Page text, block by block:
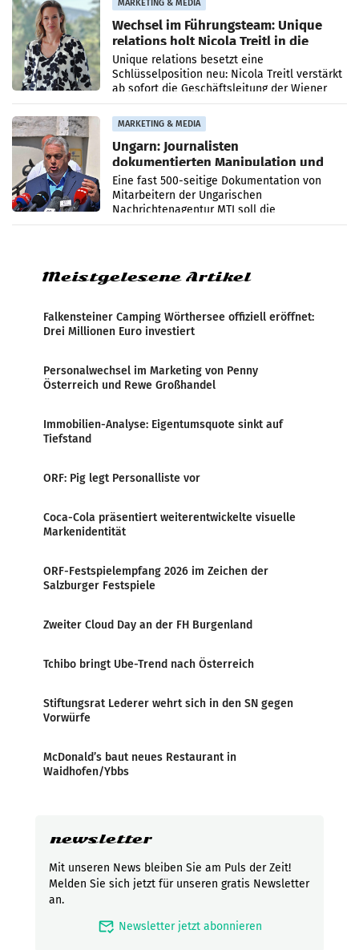
MARKETING & MEDIA
Wechsel im Führungsteam: Unique
relations holt Nicola Treitl in die
Geschäftsleitung
Unique relations besetzt eine
Schlüsselposition neu: Nicola Treitl verstärkt
ab sofort die Geschäftsleitung der Wiener
PR-Agentur an der Seite von Josef Kalina und
Anna Kalina-Mahr.
MARKETING & MEDIA
Ungarn: Journalisten
dokumentierten Manipulation und
Zensur
Eine fast 500-seitige Dokumentation von
Mitarbeitern der Ungarischen
Nachrichtenagentur MTI soll die
systematische Nachrichten-Manipulation und
Meistgelesene Artikel
Falkensteiner Camping Wörthersee offiziell eröffnet:
Drei Millionen Euro investiert
Personalwechsel im Marketing von Penny
Österreich und Rewe Großhandel
Immobilien-Analyse: Eigentumsquote sinkt auf
Tiefstand
ORF: Pig legt Personalliste vor
Coca-Cola präsentiert weiterentwickelte visuelle
Markenidentität
ORF-Festspielempfang 2026 im Zeichen der
Salzburger Festspiele
Zweiter Cloud Day an der FH Burgenland
Tchibo bringt Ube-Trend nach Österreich
Stiftungsrat Lederer wehrt sich in den SN gegen
Vorwürfe
McDonald’s baut neues Restaurant in
Waidhofen/Ybbs
newsletter
Mit unseren News bleiben Sie am Puls der Zeit!
Melden Sie sich jetzt für unseren gratis Newsletter
an.
mark_email_read Newsletter jetzt abonnieren